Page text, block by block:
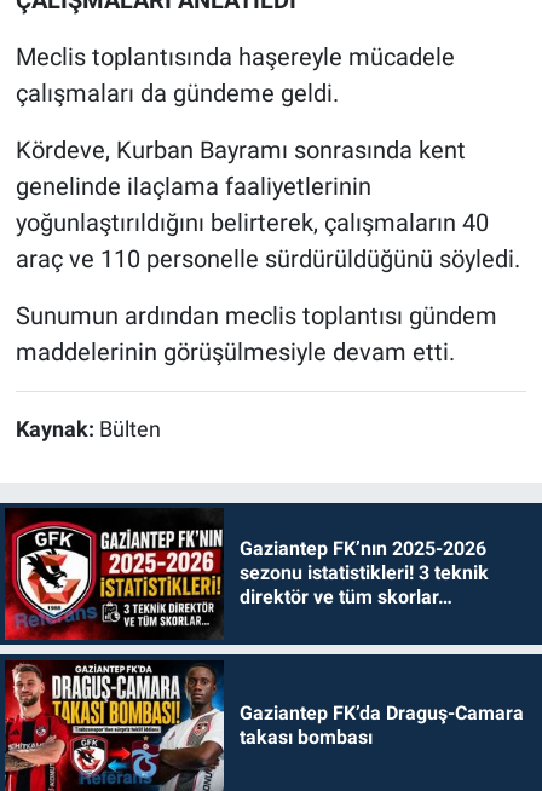
Meclis toplantısında haşereyle mücadele
çalışmaları da gündeme geldi.
Kördeve, Kurban Bayramı sonrasında kent
genelinde ilaçlama faaliyetlerinin
yoğunlaştırıldığını belirterek, çalışmaların 40
araç ve 110 personelle sürdürüldüğünü söyledi.
Sunumun ardından meclis toplantısı gündem
maddelerinin görüşülmesiyle devam etti.
Kaynak: Bülten
Gaziantep FK’nın 2025-2026
sezonu istatistikleri! 3 teknik
direktör ve tüm skorlar…
Gaziantep FK’da Draguş-Camara
takası bombası